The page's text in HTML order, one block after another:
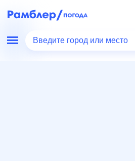
Введите город или место